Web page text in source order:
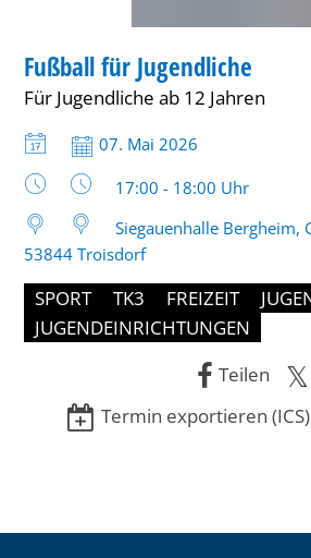
KATEGORIE: SPORT
Fußball für Jugendliche
Für Jugendliche ab 12 Jahren
Datum:
07. Mai 2026
Uhrzeit:
17:00 - 18:00 Uhr
Siegauenhalle Bergheim,
53844 Troisdorf
SPORT TK3 FREIZEIT
JUGENDEINRICHTUNGEN
Teilen
Termin exportieren (ICS)